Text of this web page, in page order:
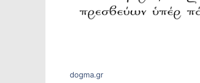
dogma.gr